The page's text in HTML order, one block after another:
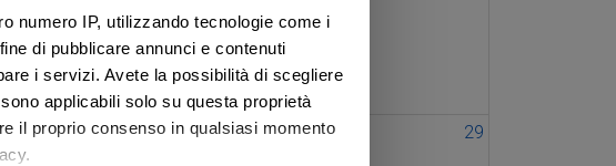
numero IP, utilizzando tecnologie come i
di pubblicare annunci e contenuti
i servizi. Avete la possibilità di scegliere
applicabili solo su questa proprietà
il proprio consenso in qualsiasi momento
27 28 29